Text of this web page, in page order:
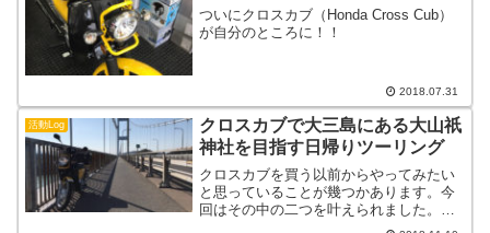
ついにクロスカブ（Honda Cross Cub）
が自分のところに！！
2018.07.31
活動Log
クロスカブで大三島にある大山祇
神社を目指す日帰りツーリング
クロスカブを買う以前からやってみたい
と思っていることが幾つかあります。今
回はその中の二つを叶えられました。し